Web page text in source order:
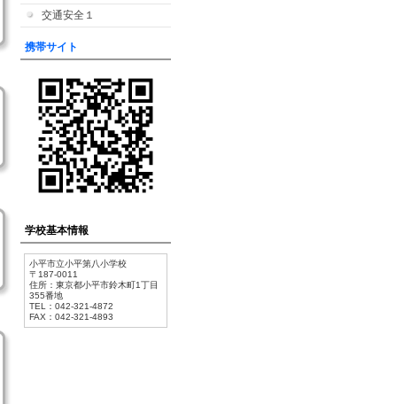
交通安全１
携帯サイト
学校基本情報
小平市立小平第八小学校
〒187-0011
住所：東京都小平市鈴木町1丁目
355番地
TEL：042-321-4872
FAX：042-321-4893